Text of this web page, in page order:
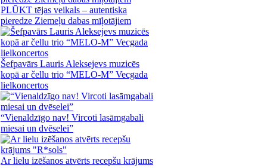
PLŪKT tējas veikals – autentiska
pieredze Ziemeļu dabas mīļotājiem
Šefpavārs Lauris Aleksejevs muzicēs
kopā ar čellu trio “MELO-M” Vecgada
lielkoncertos
“Vienaldzīgo nav! Vircoti lasāmgabali
miesai un dvēselei”
Ar lielu izēšanos atvērts recepšu krājums